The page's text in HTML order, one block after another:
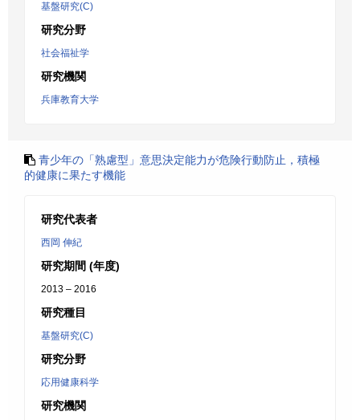
基盤研究(C)
研究分野
社会福祉学
研究機関
兵庫教育大学
青少年の「熟慮型」意思決定能力が危険行動防止，積極
的健康に果たす機能
研究代表者
西岡 伸紀
研究期間 (年度)
2013 – 2016
研究種目
基盤研究(C)
研究分野
応用健康科学
研究機関